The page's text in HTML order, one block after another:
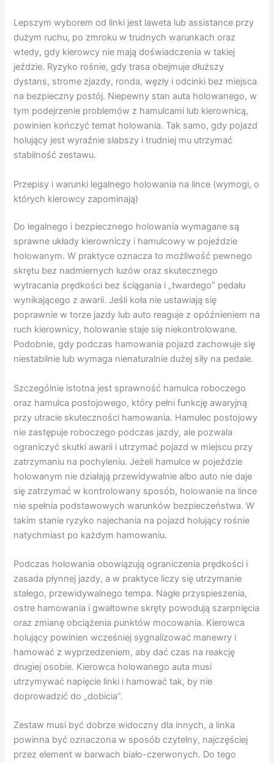
Lepszym wyborem od linki jest laweta lub assistance przy
dużym ruchu, po zmroku w trudnych warunkach oraz
wtedy, gdy kierowcy nie mają doświadczenia w takiej
jeździe. Ryzyko rośnie, gdy trasa obejmuje dłuższy
dystans, strome zjazdy, ronda, węzły i odcinki bez miejsca
na bezpieczny postój. Niepewny stan auta holowanego, w
tym podejrzenie problemów z hamulcami lub kierownicą,
powinien kończyć temat holowania. Tak samo, gdy pojazd
holujący jest wyraźnie słabszy i trudniej mu utrzymać
stabilność zestawu.
Przepisy i warunki legalnego holowania na lince (wymogi, o
których kierowcy zapominają)
Do legalnego i bezpiecznego holowania wymagane są
sprawne układy kierowniczy i hamulcowy w pojeździe
holowanym. W praktyce oznacza to możliwość pewnego
skrętu bez nadmiernych luzów oraz skutecznego
wytracania prędkości bez ściągania i „twardego” pedału
wynikającego z awarii. Jeśli koła nie ustawiają się
poprawnie w torze jazdy lub auto reaguje z opóźnieniem na
ruch kierownicy, holowanie staje się niekontrolowane.
Podobnie, gdy podczas hamowania pojazd zachowuje się
niestabilnie lub wymaga nienaturalnie dużej siły na pedale.
Szczególnie istotna jest sprawność hamulca roboczego
oraz hamulca postojowego, który pełni funkcję awaryjną
przy utracie skuteczności hamowania. Hamulec postojowy
nie zastępuje roboczego podczas jazdy, ale pozwala
ograniczyć skutki awarii i utrzymać pojazd w miejscu przy
zatrzymaniu na pochyleniu. Jeżeli hamulce w pojeździe
holowanym nie działają przewidywalnie albo auto nie daje
się zatrzymać w kontrolowany sposób, holowanie na lince
nie spełnia podstawowych warunków bezpieczeństwa. W
takim stanie ryzyko najechania na pojazd holujący rośnie
natychmiast po każdym hamowaniu.
Podczas holowania obowiązują ograniczenia prędkości i
zasada płynnej jazdy, a w praktyce liczy się utrzymanie
stałego, przewidywalnego tempa. Nagłe przyspieszenia,
ostre hamowania i gwałtowne skręty powodują szarpnięcia
oraz zmianę obciążenia punktów mocowania. Kierowca
holujący powinien wcześniej sygnalizować manewry i
hamować z wyprzedzeniem, aby dać czas na reakcję
drugiej osobie. Kierowca holowanego auta musi
utrzymywać napięcie linki i hamować tak, by nie
doprowadzić do „dobicia”.
Zestaw musi być dobrze widoczny dla innych, a linka
powinna być oznaczona w sposób czytelny, najczęściej
przez element w barwach biało-czerwonych. Do tego